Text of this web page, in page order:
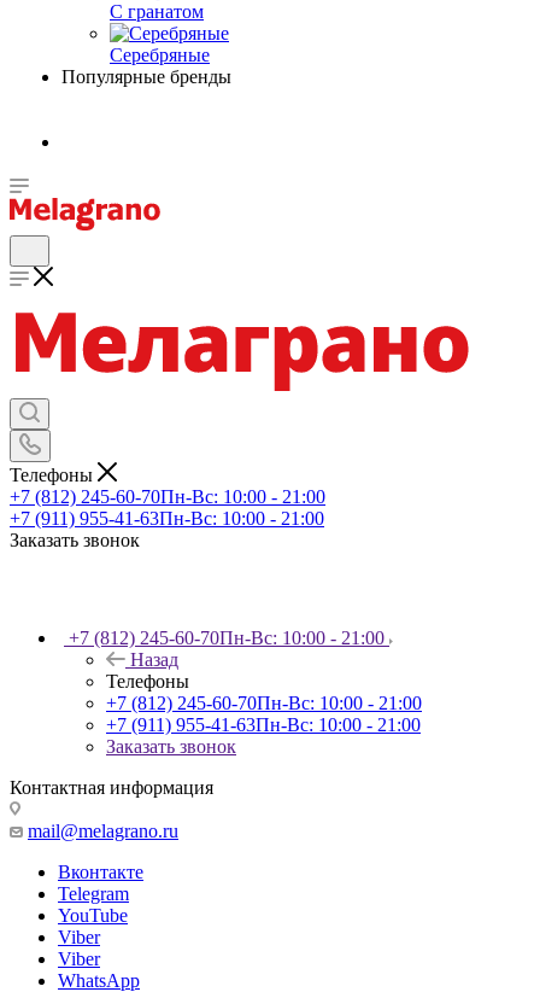
С гранатом
Серебряные
Популярные бренды
Телефоны
+7 (812) 245-60-70Пн-Вс: 10:00 - 21:00
+7 (911) 955-41-63Пн-Вс: 10:00 - 21:00
Заказать звонок
+7 (812) 245-60-70Пн-Вс: 10:00 - 21:00
Назад
Телефоны
+7 (812) 245-60-70Пн-Вс: 10:00 - 21:00
+7 (911) 955-41-63Пн-Вс: 10:00 - 21:00
Заказать звонок
Контактная информация
mail@melagrano.ru
Вконтакте
Telegram
YouTube
Viber
Viber
WhatsApp